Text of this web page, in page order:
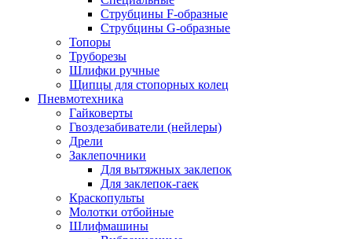
Струбцины F-образные
Струбцины G-образные
Топоры
Труборезы
Шлифки ручные
Щипцы для стопорных колец
Пневмотехника
Гайковерты
Гвоздезабиватели (нейлеры)
Дрели
Заклепочники
Для вытяжных заклепок
Для заклепок-гаек
Краскопульты
Молотки отбойные
Шлифмашины